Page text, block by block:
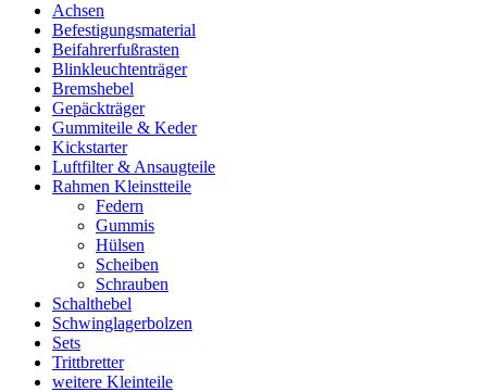
Achsen
Befestigungsmaterial
Beifahrerfußrasten
Blinkleuchtenträger
Bremshebel
Gepäckträger
Gummiteile & Keder
Kickstarter
Luftfilter & Ansaugteile
Rahmen Kleinstteile
Federn
Gummis
Hülsen
Scheiben
Schrauben
Schalthebel
Schwinglagerbolzen
Sets
Trittbretter
weitere Kleinteile